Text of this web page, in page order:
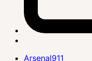
Arsenal911